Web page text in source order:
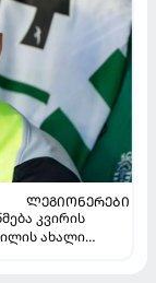
ᲚᲔᲒᲘᲝᲜᲔᲠᲔᲑᲘ
კვირის
ახალი